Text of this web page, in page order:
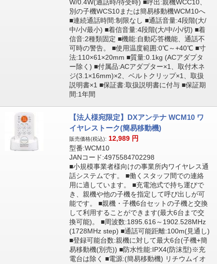
W/0.4W(通話時/待受時) ■呼出:親機WCC10、
別の子機WCS10または簡易移動機WCM10へ
■連続通話時間:制限なし ■通話音量:4段階(大/
中/小/最小) ■着信音量:4段階(大/中/小/切) ■着
信音:2種類固定 ■機能:自動応答機能、通話不
可時の警告。 ■使用温度範囲:0℃～+40℃ ■寸
法:110×61×20mm ■質量:0.1kg (ACアダプタ
ー除く) ■付属品:ACアダプター×1、取付木ネ
ジ(3.1×16mm)×2、ベルトクリップ×1、取扱
説明書×1 ■保証書:取扱説明書に付与 ■保証期
間:1年間
【法人様宛限定】DXアンテナ WCM10 ワ
イヤレストーク(簡易移動機)
販売価格(税込): 12,989 円
型番:WCM10
JANコード:4975584702298
■小規模事業者様向けの事業所内ワイヤレス通
話システムです。 ■働くスタッフ間での連絡
用に適しています。 ■充電池式で持ち運びで
き、親機や他の子機を指定して呼び出しが可
能です。 ■親機・子機6台セットの子機と交換
して利用することができます(最大6台まで交
換可能)。 ■周波数:1895.616～1902.528MHz
(1728MHz step) ■通話可能距離:100m(見通し)
■登録可能台数:親機に対して最大6台(子機+簡
易移動機(別売)) ■防水性能:IPX4(防沫型)※充
電台は除く ■電源:(簡易移動機) リチウムイオ